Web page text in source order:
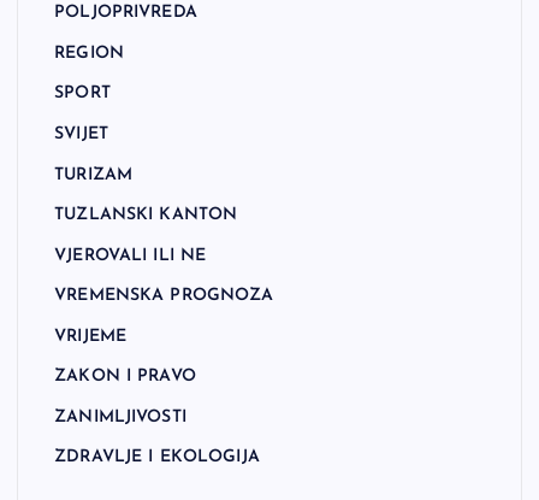
POLJOPRIVREDA
REGION
SPORT
SVIJET
TURIZAM
TUZLANSKI KANTON
VJEROVALI ILI NE
VREMENSKA PROGNOZA
VRIJEME
ZAKON I PRAVO
ZANIMLJIVOSTI
ZDRAVLJE I EKOLOGIJA